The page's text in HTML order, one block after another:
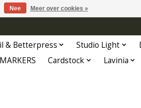
& Betterpress Studio Light
Cardstock Lavinia
Nee Meer over cookies »